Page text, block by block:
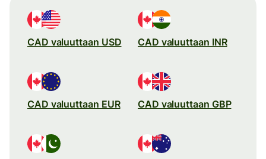
CAD valuuttaan USD CAD valuuttaan INR
CAD valuuttaan EUR CAD valuuttaan GBP